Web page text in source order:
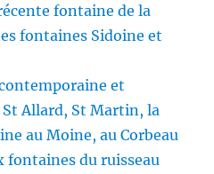
fontaine de la
fontaines Sidoine et
et
Allard, St Martin, la
au Moine, au Corbeau
fontaines du ruisseau